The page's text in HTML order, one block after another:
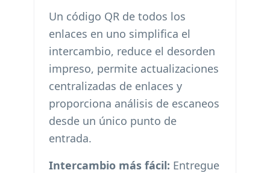
Un código QR de todos los
enlaces en uno simplifica el
intercambio, reduce el desorden
impreso, permite actualizaciones
centralizadas de enlaces y
proporciona análisis de escaneos
desde un único punto de
entrada.
Intercambio más fácil: Entregue